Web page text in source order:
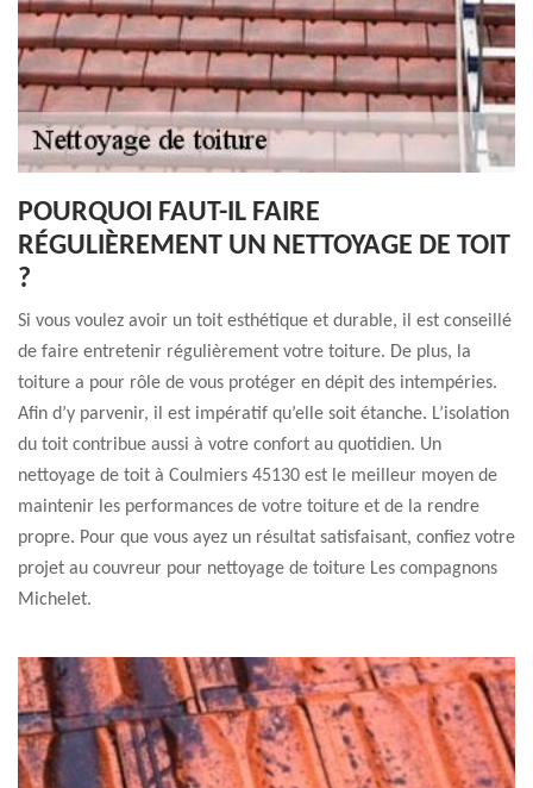
POURQUOI FAUT-IL FAIRE
RÉGULIÈREMENT UN NETTOYAGE DE TOIT
?
Si vous voulez avoir un toit esthétique et durable, il est conseillé
de faire entretenir régulièrement votre toiture. De plus, la
toiture a pour rôle de vous protéger en dépit des intempéries.
Afin d’y parvenir, il est impératif qu’elle soit étanche. L’isolation
du toit contribue aussi à votre confort au quotidien. Un
nettoyage de toit à Coulmiers 45130 est le meilleur moyen de
maintenir les performances de votre toiture et de la rendre
propre. Pour que vous ayez un résultat satisfaisant, confiez votre
projet au couvreur pour nettoyage de toiture Les compagnons
Michelet.